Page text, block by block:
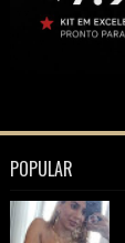
POPULAR